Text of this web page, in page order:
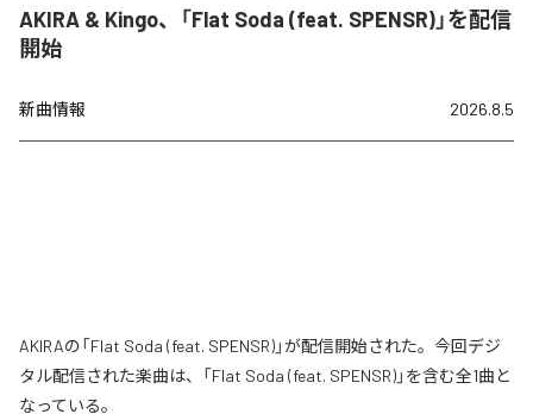
AKIRA & Kingo、「Flat Soda (feat. SPENSR)」を配信
開始
新曲情報 2026.8.5
AKIRAの「Flat Soda (feat. SPENSR)」が配信開始された。今回デジ
タル配信された楽曲は、「Flat Soda (feat. SPENSR)」を含む全1曲と
なっている。